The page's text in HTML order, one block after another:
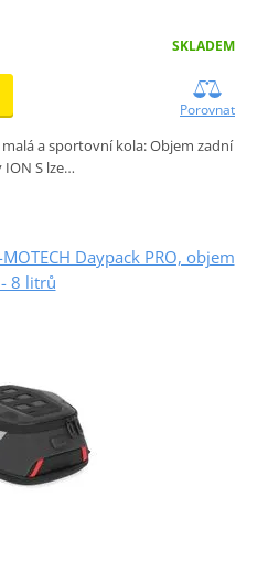
SKLADEM
Porovnat
a sportovní kola: Objem zadní
ION S lze…
Daypack PRO, objem
8 litrů